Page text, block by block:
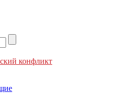
конфликт